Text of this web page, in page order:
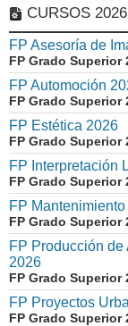
CURSOS
FP Asesoría de
FP Grado Superior
FP Automoción
FP Grado Superior
FP Estética 2026
FP Grado Superior
FP Interpretación
FP Grado Superior
FP
FP Grado Superior
FP Producción
2026
FP Grado Superior
FP Proyectos
FP Grado Superior